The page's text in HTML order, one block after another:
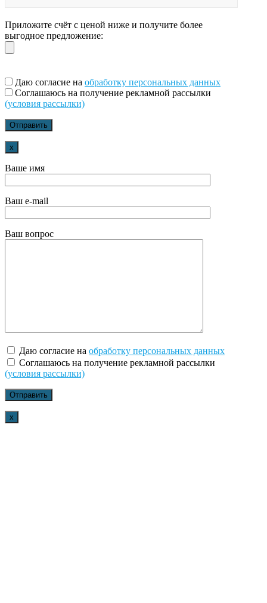
Приложите счёт с ценой ниже и получите более
выгодное предложение:
Даю согласие на обработку персональных данных
Соглашаюсь на получение рекламной рассылки
(условия рассылки)
x
Ваше имя
Ваш e-mail
Ваш вопрос
Даю согласие на обработку персональных данных
Соглашаюсь на получение рекламной рассылки
(условия рассылки)
x